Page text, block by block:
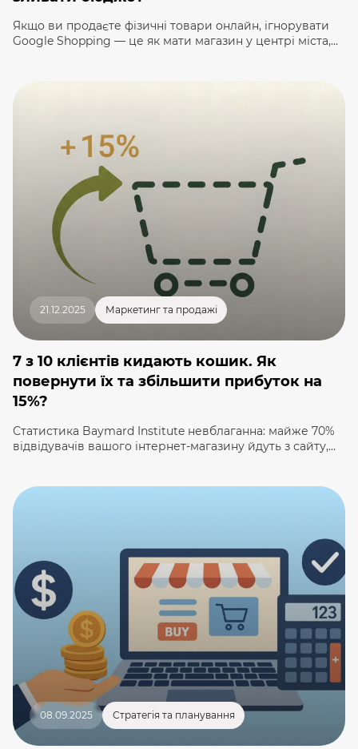
Якщо ви продаєте фізичні товари онлайн, ігнорувати
Google Shopping — це як мати магазин у центрі міста,
Це найгарячіший трафік, який тільки можна уявити.
21.12.2025 Маркетинг та продажі
7 з 10 клієнтів кидають кошик. Як
повернути їх та збільшити прибуток на
15%?
Статистика Baymard Institute невблаганна: майже 70%
відвідувачів вашого інтернет-магазину йдуть з сайту,
за крок до покупки… але щось пішло не так. Кожен
такий покинутий кошик — це не просто втрата, це
08.09.2025 Стратегія та планування